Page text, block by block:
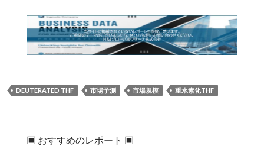
DEUTERATED THF 市場予測 市場規模 重水素化THF
▣ おすすめのレポート ▣